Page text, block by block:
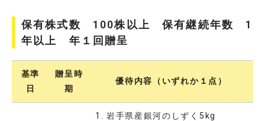
保有株式数 100株以上 保有継続年数 1
年以上 年１回贈呈
基準
日
贈呈時
期
優待内容（いずれか１点）
1. 岩手県産銀河のしずく5kg